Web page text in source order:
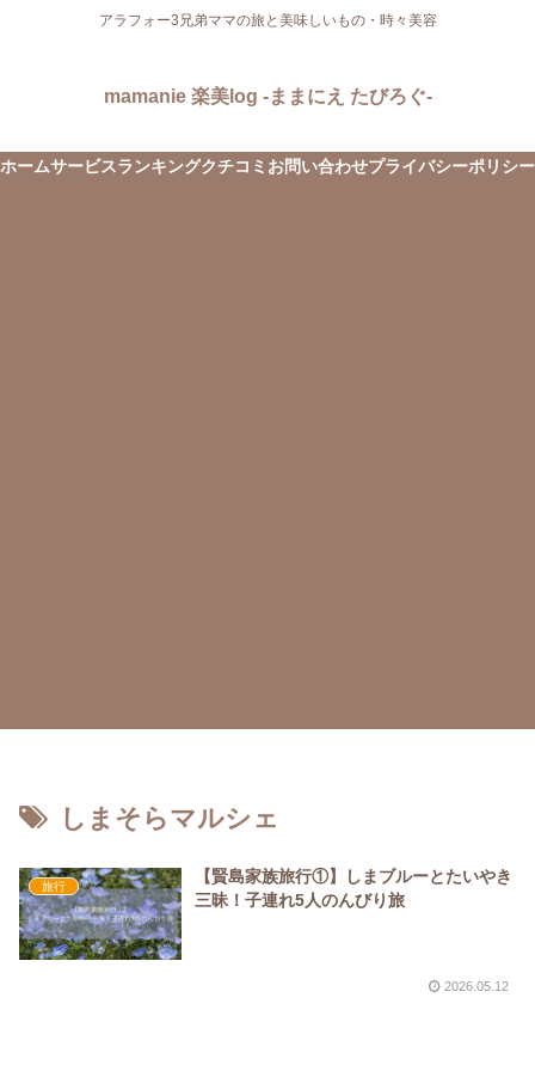
アラフォー3兄弟ママの旅と美味しいもの・時々美容
mamanie 楽美log -ままにえ たびろぐ-
ホームサービスランキングクチコミ お問い合わせプライバシーポリシー
しまそらマルシェ
旅行
【賢島家族旅行①】しまブルーとたいやき
三昧！子連れ5人のんびり旅
2026.05.12